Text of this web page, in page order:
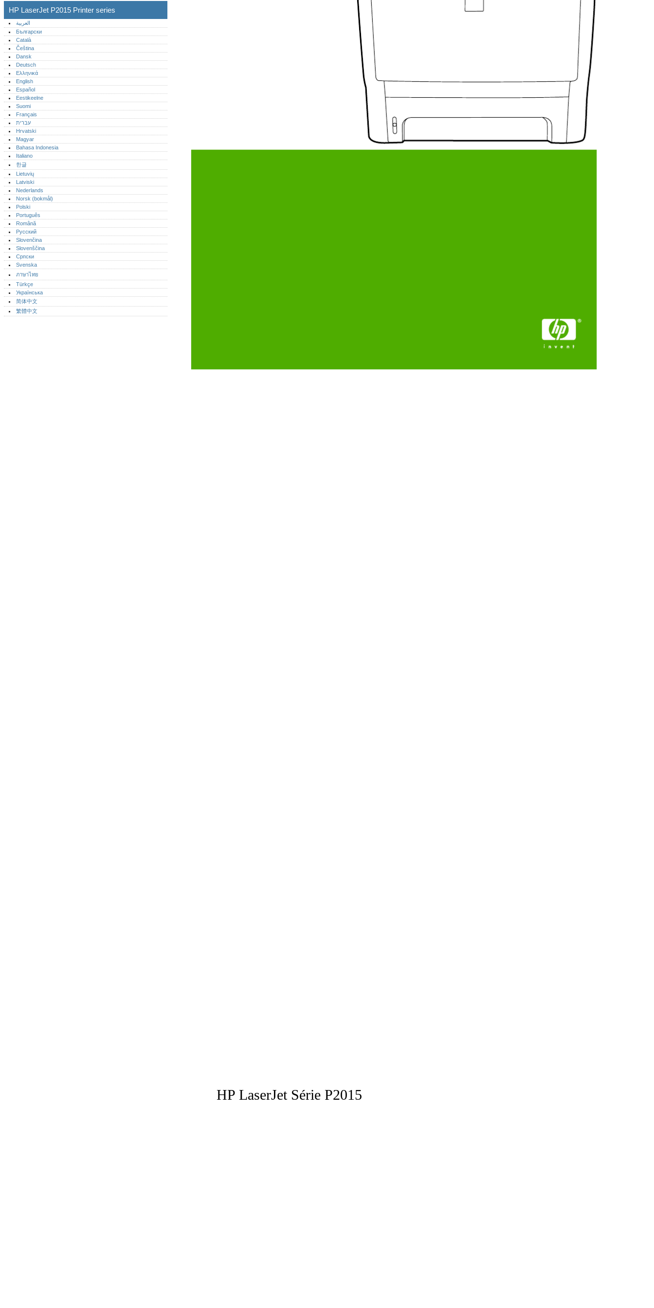
HP LaserJet Série P2015
HP LaserJet P2015 Printer series
العربية
Български
Català
Čeština
Dansk
Deutsch
Ελληνικά
English
Español
Eestikeelne
Suomi
Français
עברית
Hrvatski
Magyar
Bahasa Indonesia
Italiano
한글
Lietuvių
Latviski
Nederlands
Norsk (bokmål)‎
Polski
Português‎
Română
Русский
Slovenčina
Slovenščina
Српски
Svenska
ภาษาไทย
Türkçe
Українська
简体中文
繁體中文